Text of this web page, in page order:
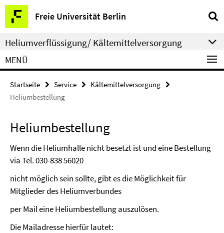
Springe
direkt
zu
Inhalt
Freie Universität Berlin
Service-
Navigation
Heliumverflüssigung/ Kältemittelversorgung
MENÜ
Startseite Service
Kältemittelversorgung
Heliumbestellung
Heliumbestellung
Wenn die Heliumhalle nicht besetzt ist und eine Bestellung
via Tel. 030-838 56020
nicht möglich sein sollte, gibt es die Möglichkeit für
Mitglieder des Heliumverbundes
per Mail eine Heliumbestellung auszulösen.
Die Mailadresse hierfür lautet: